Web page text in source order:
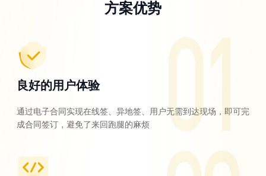
方案优势
良好的用户体验
通过电子合同实现在线签、异地签、用户无需到达现场，即可完
成合同签订，避免了来回跑腿的麻烦